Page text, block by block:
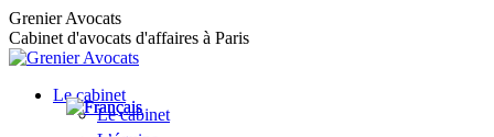
Aller
au
contenu
Grenier Avocats
Cabinet d'avocats d'affaires à Paris
Le cabinet
Le cabinet